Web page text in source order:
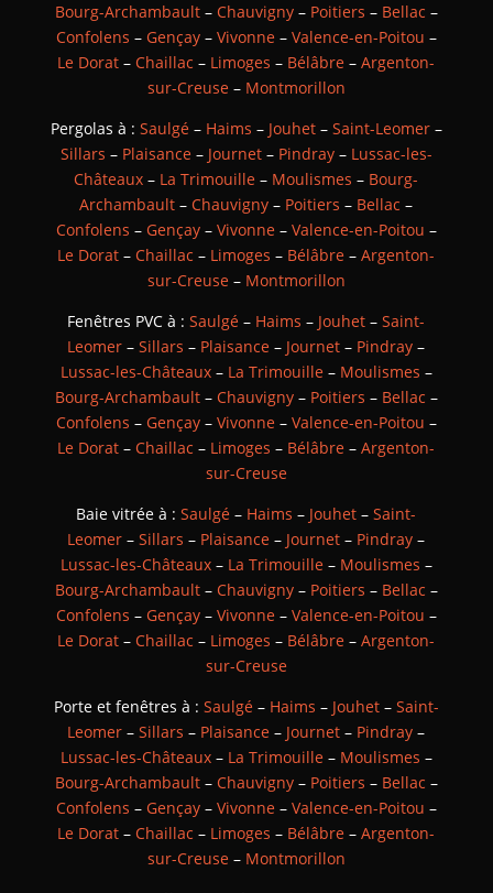
Bourg-Archambault– Chauvigny– Poitiers – Bellac –
Confolens – Gençay– Vivonne– Valence-en-Poitou –
Le Dorat –Chaillac – Limoges – Bélâbre –Argenton-
sur-Creuse– Montmorillon
Pergolas à : Saulgé– Haims – Jouhet– Saint-Leomer–
Sillars – Plaisance– Journet– Pindray– Lussac-les-
Châteaux – La Trimouille – Moulismes – Bourg-
Archambault –Chauvigny – Poitiers – Bellac –
Confolens – Gençay– Vivonne– Valence-en-Poitou –
Le Dorat –Chaillac – Limoges – Bélâbre –Argenton-
sur-Creuse– Montmorillon
Fenêtres PVC à :Saulgé – Haims – Jouhet –Saint-
Leomer –Sillars – Plaisance – Journet – Pindray –
Lussac-les-Châteaux– La Trimouille– Moulismes –
Bourg-Archambault– Chauvigny– Poitiers – Bellac –
Confolens – Gençay– Vivonne– Valence-en-Poitou –
Le Dorat –Chaillac – Limoges – Bélâbre –Argenton-
sur-Creuse
Baie vitrée à :Saulgé – Haims – Jouhet –Saint-
Leomer –Sillars – Plaisance – Journet – Pindray –
Lussac-les-Châteaux– La Trimouille– Moulismes –
Bourg-Archambault– Chauvigny– Poitiers – Bellac –
Confolens – Gençay– Vivonne– Valence-en-Poitou –
Le Dorat –Chaillac – Limoges – Bélâbre –Argenton-
sur-Creuse
Porte et fenêtres à : Saulgé– Haims – Jouhet– Saint-
Leomer –Sillars – Plaisance – Journet – Pindray –
Lussac-les-Châteaux– La Trimouille– Moulismes –
Bourg-Archambault– Chauvigny– Poitiers – Bellac –
Confolens – Gençay– Vivonne– Valence-en-Poitou –
Le Dorat –Chaillac – Limoges – Bélâbre –Argenton-
sur-Creuse– Montmorillon